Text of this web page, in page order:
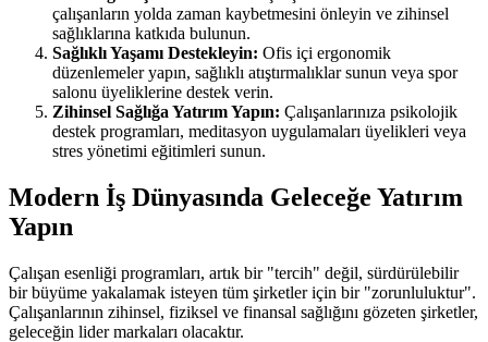
çalışanların yolda zaman kaybetmesini önleyin ve zihinsel
sağlıklarına katkıda bulunun.
Sağlıklı Yaşamı Destekleyin: Ofis içi ergonomik
düzenlemeler yapın, sağlıklı atıştırmalıklar sunun veya spor
salonu üyeliklerine destek verin.
Zihinsel Sağlığa Yatırım Yapın: Çalışanlarınıza psikolojik
destek programları, meditasyon uygulamaları üyelikleri veya
stres yönetimi eğitimleri sunun.
Modern İş Dünyasında Geleceğe Yatırım
Yapın
Çalışan esenliği programları, artık bir "tercih" değil, sürdürülebilir
bir büyüme yakalamak isteyen tüm şirketler için bir "zorunluluktur".
Çalışanlarının zihinsel, fiziksel ve finansal sağlığını gözeten şirketler,
geleceğin lider markaları olacaktır.